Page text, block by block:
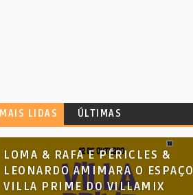
MAIS LIDAS ÚLTIMAS
LOMA & RAFA E PÉRICLES &
LEONARDO AMIMARA O ESPAÇO
VILLA PRIME DO VILLAMIX